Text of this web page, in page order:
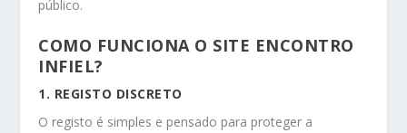
público.
COMO FUNCIONA O SITE ENCONTRO
INFIEL?
1. REGISTO DISCRETO
O registo é simples e pensado para proteger a